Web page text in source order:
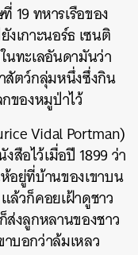
19 ทหารเรือของ
งเกาะนอร์ธ เซนติ
นทะเลอันดามันว่า
สัตว์กลุ่มหนึ่งซึ่งกิน
ของหมูป่าไว้
Vidal Portman)
สือไว้เมื่อปี 1899 ว่า
อยู่ที่บ้านของเขาบน
ล้วก็คอยเฝ้าดูชาว
ส่งลูกหลานของชาว
บอกว่าล้มเหลว